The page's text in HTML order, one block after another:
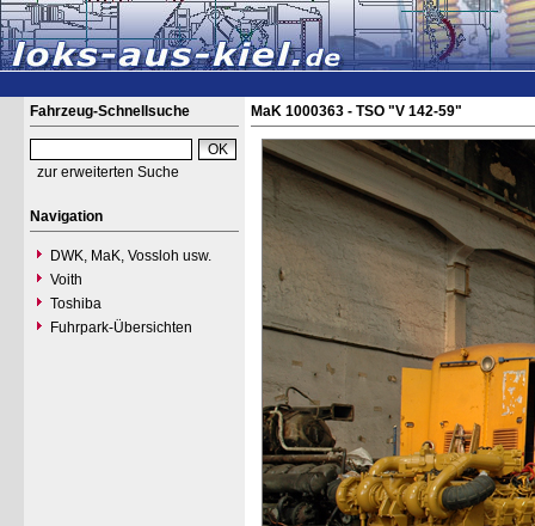
Fahrzeug-Schnellsuche
zur erweiterten Suche
Navigation
DWK, MaK, Vossloh usw.
Voith
Toshiba
Fuhrpark-Übersichten
MaK 1000363 - TSO "V 142-59"